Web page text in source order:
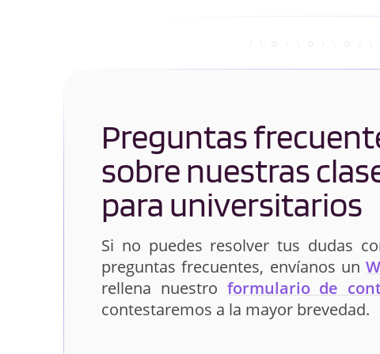
Preguntas
sobre nuestras
para universitarios
Si no puedes resolver tus dudas
preguntas frecuentes, envíanos un
rellena nuestro formulario de
contestaremos a la mayor brevedad.